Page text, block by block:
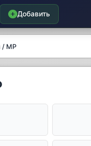
Добавить
/ MP